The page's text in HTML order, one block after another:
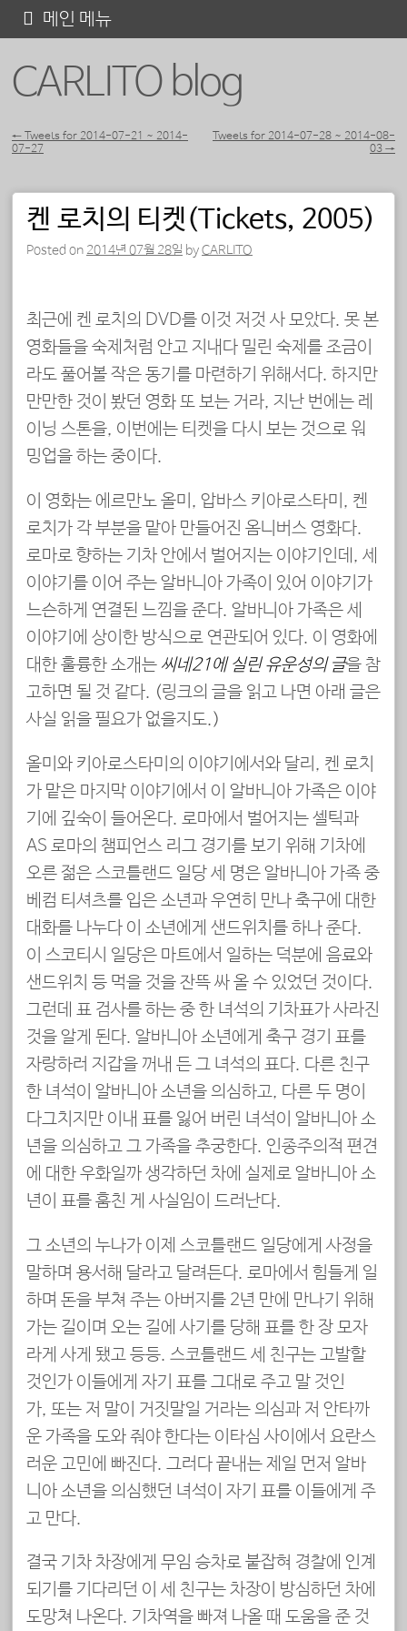
CARLITO blog
메인 메뉴
텐
포스트 내비게이션
← Tweets for 2014-07-21 ~ 2014-
07-27
Tweets for 2014-07-28 ~ 2014-08-
03 →
켄 로치의 티켓(Tickets, 2005)
Posted on 2014년 07월 28일 byCARLITO
최근에 켄 로치의 DVD를 이것 저것 사 모았다. 못 본
영화들을 숙제처럼 안고 지내다 밀린 숙제를 조금이
라도 풀어볼 작은 동기를 마련하기 위해서다. 하지만
만만한 것이 봤던 영화 또 보는 거라, 지난 번에는 레
이닝 스톤을, 이번에는 티켓을 다시 보는 것으로 워
밍업을 하는 중이다.
이 영화는 에르만노 올미, 압바스 키아로스타미, 켄
로치가 각 부분을 맡아 만들어진 옴니버스 영화다.
로마로 향하는 기차 안에서 벌어지는 이야기인데, 세
이야기를 이어 주는 알바니아 가족이 있어 이야기가
느슨하게 연결된 느낌을 준다. 알바니아 가족은 세
이야기에 상이한 방식으로 연관되어 있다. 이 영화에
대한 훌륭한 소개는 씨네21에 실린 유운성의 글을 참
고하면 될 것 같다. (링크의 글을 읽고 나면 아래 글은
사실 읽을 필요가 없을지도.)
올미와 키아로스타미의 이야기에서와 달리, 켄 로치
가 맡은 마지막 이야기에서 이 알바니아 가족은 이야
기에 깊숙이 들어온다. 로마에서 벌어지는 셀틱과
AS 로마의 챔피언스 리그 경기를 보기 위해 기차에
오른 젊은 스코틀랜드 일당 세 명은 알바니아 가족 중
베컴 티셔츠를 입은 소년과 우연히 만나 축구에 대한
대화를 나누다 이 소년에게 샌드위치를 하나 준다.
이 스코티시 일당은 마트에서 일하는 덕분에 음료와
샌드위치 등 먹을 것을 잔뜩 싸 올 수 있었던 것이다.
그런데 표 검사를 하는 중 한 녀석의 기차표가 사라진
것을 알게 된다. 알바니아 소년에게 축구 경기 표를
자랑하러 지갑을 꺼내 든 그 녀석의 표다. 다른 친구
한 녀석이 알바니아 소년을 의심하고, 다른 두 명이
다그치지만 이내 표를 잃어 버린 녀석이 알바니아 소
년을 의심하고 그 가족을 추궁한다. 인종주의적 편견
에 대한 우화일까 생각하던 차에 실제로 알바니아 소
년이 표를 훔친 게 사실임이 드러난다.
그 소년의 누나가 이제 스코틀랜드 일당에게 사정을
말하며 용서해 달라고 달려든다. 로마에서 힘들게 일
하며 돈을 부쳐 주는 아버지를 2년 만에 만나기 위해
가는 길이며 오는 길에 사기를 당해 표를 한 장 모자
라게 사게 됐고 등등. 스코틀랜드 세 친구는 고발할
것인가 이들에게 자기 표를 그대로 주고 말 것인
가, 또는 저 말이 거짓말일 거라는 의심과 저 안타까
운 가족을 도와 줘야 한다는 이타심 사이에서 요란스
러운 고민에 빠진다. 그러다 끝내는 제일 먼저 알바
니아 소년을 의심했던 녀석이 자기 표를 이들에게 주
고 만다.
결국 기차 차장에게 무임 승차로 붙잡혀 경찰에 인계
되기를 기다리던 이 세 친구는 차장이 방심하던 차에
도망쳐 나온다. 기차역을 빠져 나올 때 도움을 준 것